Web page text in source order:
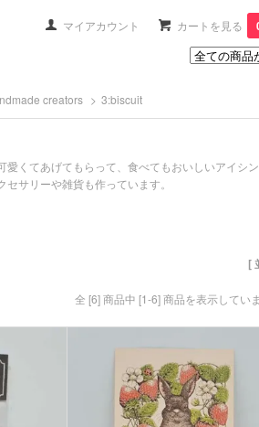
マイアカウント カートを見る
creators > 3:biscuit
愛くてあげてもらって、食べてもおいしいアイシ
サリーや雑貨も作っています。
[
全 [6] 商品中 [1-6] 商品を表示してい